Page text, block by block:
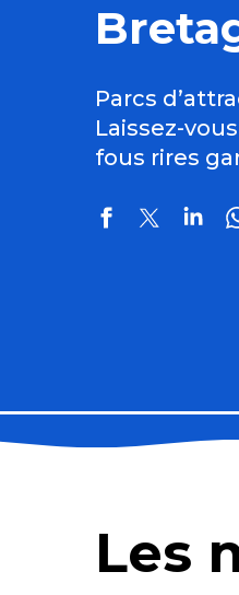
Parcs
Laissez-
fous rires
La Cité du Caramel
Les